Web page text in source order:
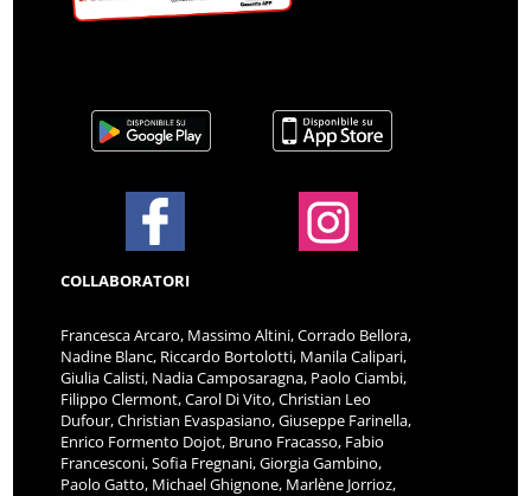
COLLABORATORI
Francesca Arcaro, Massimo Altini, Corrado Bellora,
Nadine Blanc, Riccardo Bortolotti, Manila Calipari,
Giulia Calisti, Nadia Camposaragna, Paolo Ciambi,
Filippo Clermont, Carol Di Vito, Christian Leo
Dufour, Christian Evaspasiano, Giuseppe Farinella,
Enrico Formento Dojot, Bruno Fracasso, Fabio
Francesconi, Sofia Fregnani, Giorgia Gambino,
Paolo Gatto, Michael Ghignone, Marlène Jorrioz,